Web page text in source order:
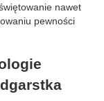
nawet
pewności